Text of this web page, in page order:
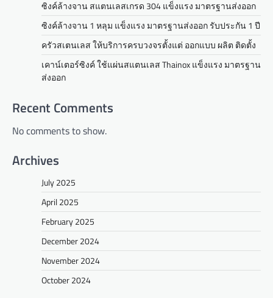
ซิงค์ล้างจาน สแตนเลสเกรด 304 แข็งแรง มาตรฐานส่งออก
ซิงค์ล้างจาน 1 หลุม แข็งแรง มาตรฐานส่งออก รับประกัน 1 ปี
ครัวสเตนเลส ให้บริการครบวงจรตั้งแต่ ออกแบบ ผลิต ติดตั้ง
เคาน์เตอร์ซิงค์ ใช้แผ่นสแตนเลส Thainox แข็งแรง มาตรฐาน
ส่งออก
Recent Comments
No comments to show.
Archives
July 2025
April 2025
February 2025
December 2024
November 2024
October 2024